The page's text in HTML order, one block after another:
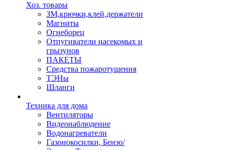
Хоз. товары
ЗМ,крючки,клей,держатели
Магниты
Огнеборец
Отпугиватели насекомых и
грызунов
ПАКЕТЫ
Средства пожаротушения
ТЭНы
Шланги
Техника для дома
Вентиляторы
Видеонаблюдение
Водонагреватели
Газонокосилки, Бензо/